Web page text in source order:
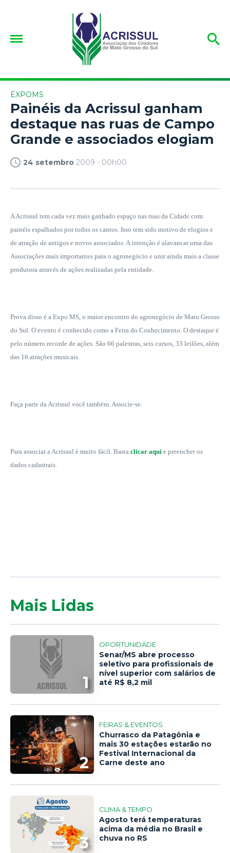
EXPOMS
Painéis da Acrissul ganham
destaque nas ruas de Campo
Grande e associados elogiam
24 setembro 2009 - 00h00
A Acrissul tem cada vez mais ganhado espaço nas ruas da Cidade com
painéis espalhados por todos os cantos. Isso tem sido motivo de elogios e
de atração de antigos e novos associados. A intenção é alavancar uma das
Associações mais importantes para o agronegócio e unir ainda mais a classe
produtora através de ações realizadas pela entidade.
Prova disso é a Expo MS, o maior encontro do agronegócio de Mato Grosso
do Sul. O evento é conhecido como a Feira do Conhecimento. O destaque é
pelo número recorde de ações. São 66 palestras, seis cursos, 33 leilões, além
das 16 atrações musicais.
Faça parte da Acrissul você também. Associe-se.
Para associar a Acrissul é muito fácil. Basta clicar aqui e preencher os
dados cadastrais.
Mais Lidas
1
OPORTUNIDADE
Senar/MS abre processo
seletivo para profissionais de
nível superior com salários de
até R$ 8,2 mil
2
FEIRAS & EVENTOS
Churrasco da Patagônia e
mais 30 estações estarão no
Festival Internacional da
Carne deste ano
3
CLIMA & TEMPO
Agosto terá temperaturas
acima da média no Brasil e
chuva no RS